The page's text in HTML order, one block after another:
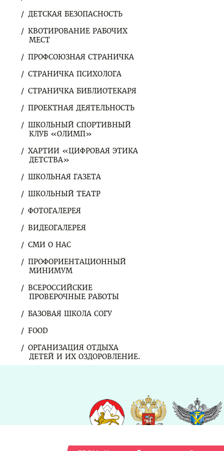
ДЕТСКАЯ БЕЗОПАСНОСТЬ
КВОТИРОВАНИЕ РАБОЧИХ
МЕСТ
ПРОФСОЮЗНАЯ СТРАНИЧКА
СТРАНИЧКА ПСИХОЛОГА
СТРАНИЧКА БИБЛИОТЕКАРЯ
ПРОЕКТНАЯ ДЕЯТЕЛЬНОСТЬ
ШКОЛЬНЫЙ СПОРТИВНЫЙ
КЛУБ «ОЛИМП»
ХАРТИИ «ЦИФРОВАЯ ЭТИКА
ДЕТСТВА»
ШКОЛЬНАЯ ГАЗЕТА
ШКОЛЬНЫЙ ТЕАТР
ФОТОГАЛЕРЕЯ
ВИДЕОГАЛЕРЕЯ
СМИ О НАС
ПРОФОРИЕНТАЦИОННЫЙ
МИНИМУМ
ВСЕРОССИЙСКИЕ
ПРОВЕРОЧНЫЕ РАБОТЫ
БАЗОВАЯ ШКОЛА СОГУ
FOOD
ОРГАНИЗАЦИЯ ОТДЫХА
ДЕТЕЙ И ИХ ОЗДОРОВЛЕНИЕ.